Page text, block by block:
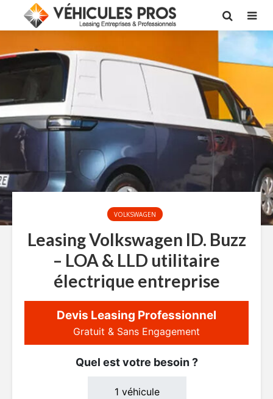
VOLKSWAGEN
Leasing Volkswagen ID. Buzz
– LOA & LLD utilitaire
électrique entreprise